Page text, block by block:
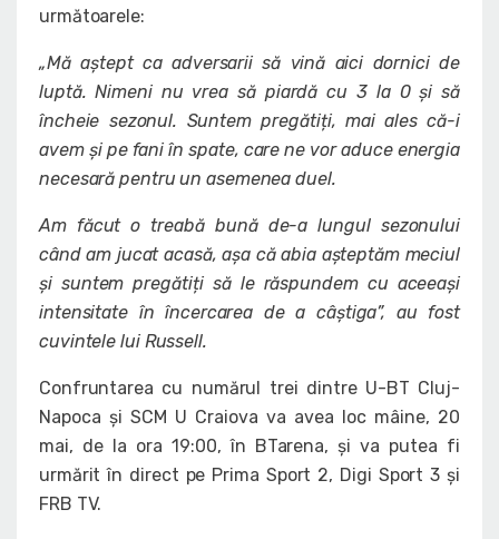
următoarele:
„Mă aștept ca adversarii să vină aici dornici de
luptă. Nimeni nu vrea să piardă cu 3 la 0 și să
încheie sezonul. Suntem pregătiți, mai ales că-i
avem și pe fani în spate, care ne vor aduce energia
necesară pentru un asemenea duel.
Am făcut o treabă bună de-a lungul sezonului
când am jucat acasă, așa că abia așteptăm meciul
și suntem pregătiți să le răspundem cu aceeași
intensitate în încercarea de a câștiga”, au fost
cuvintele lui Russell.
Confruntarea cu numărul trei dintre U-BT Cluj-
Napoca și SCM U Craiova va avea loc mâine, 20
mai, de la ora 19:00, în BTarena, și va putea fi
urmărit în direct pe Prima Sport 2, Digi Sport 3 și
FRB TV.